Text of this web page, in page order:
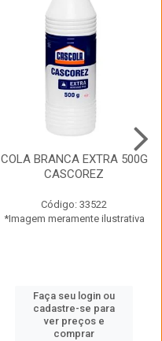
COLA BRANCA EXTRA 500G
CASCOREZ
Código: 33522
*Imagem meramente ilustrativa
Faça seu login ou
cadastre-se para
ver preços e
comprar